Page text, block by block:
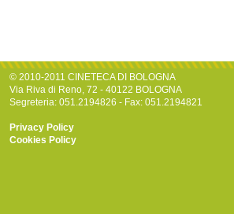
© 2010-2011 CINETECA DI BOLOGNA
Via Riva di Reno, 72 - 40122 BOLOGNA
Segreteria: 051.2194826 - Fax: 051.2194821
Privacy Policy
Cookies Policy